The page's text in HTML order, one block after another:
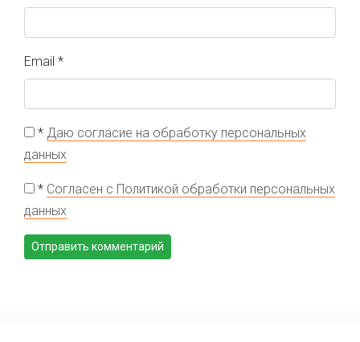
Email *
* Даю согласие на обработку персональных
данных
* Согласен с Политикой обработки персональных
данных